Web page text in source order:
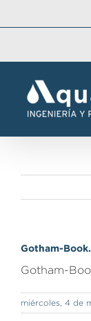
Gotham-
Gotham-
miércoles, 4 de